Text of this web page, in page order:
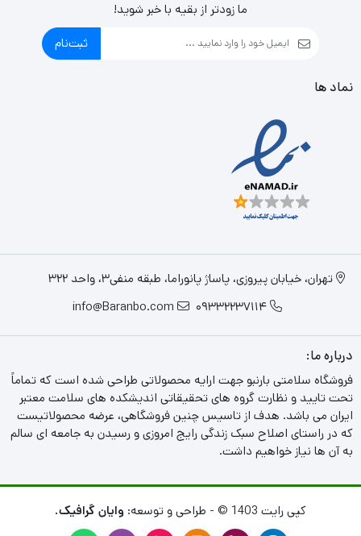
ما زودتر از بقیه با خبر شوید!
ثبت‌نام
نماد ها
تهران، خیابان پیروزی، پاساژ پانوراما، طبقه منفی3، واحد 322
09332237114
info@Baranbo.com
درباره ما:
فروشگاه سلامتی بارنبو جهت ارایه محصولاتی طراحی شده است که تماماً
تحت تایید و نظارت گروه های تحقیقاتی اندیشکده های سلامت معتبر
ایران می باشد. هدف از تاسیس چنین فروشگاهی، عرضه محصولاتیست
که در راستای اصلاح سبک زندگی رایج امروزی و رسیدن به جامعه ای سالم
به آن ها نیاز خواهیم داشت.
کپی رایت 1403 © - طراحی و توسعه: وایان گرافیک.